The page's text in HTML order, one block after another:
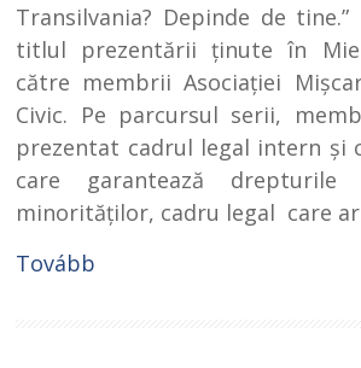
Transilvania? Depinde de
titlul prezentării ţinute în
către membrii Asociaţiei
Civic. Pe parcursul serii,
prezentat cadrul legal intern şi
care garantează drepturile
minorităţilor, cadru legal care
Tovább